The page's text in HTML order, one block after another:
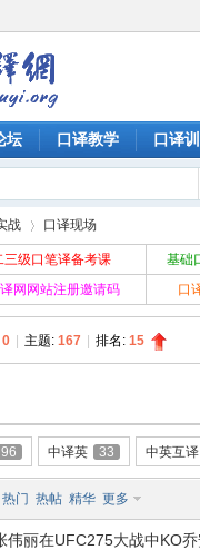
坛 口译教学 口译
战
›
口译现场
三级口笔译备考课 基础
网网站注册邀请码
口
0 主题: 167 排名: 15
96 中译英 33 中英互译
热门 热帖 精华 更多
伟丽在UFC275大战中KO